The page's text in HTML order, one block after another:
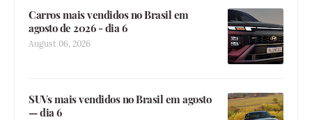
Carros mais vendidos no Brasil em
agosto de 2026 - dia 6
August 06, 2026
SUVs mais vendidos no Brasil em agosto
— dia 6